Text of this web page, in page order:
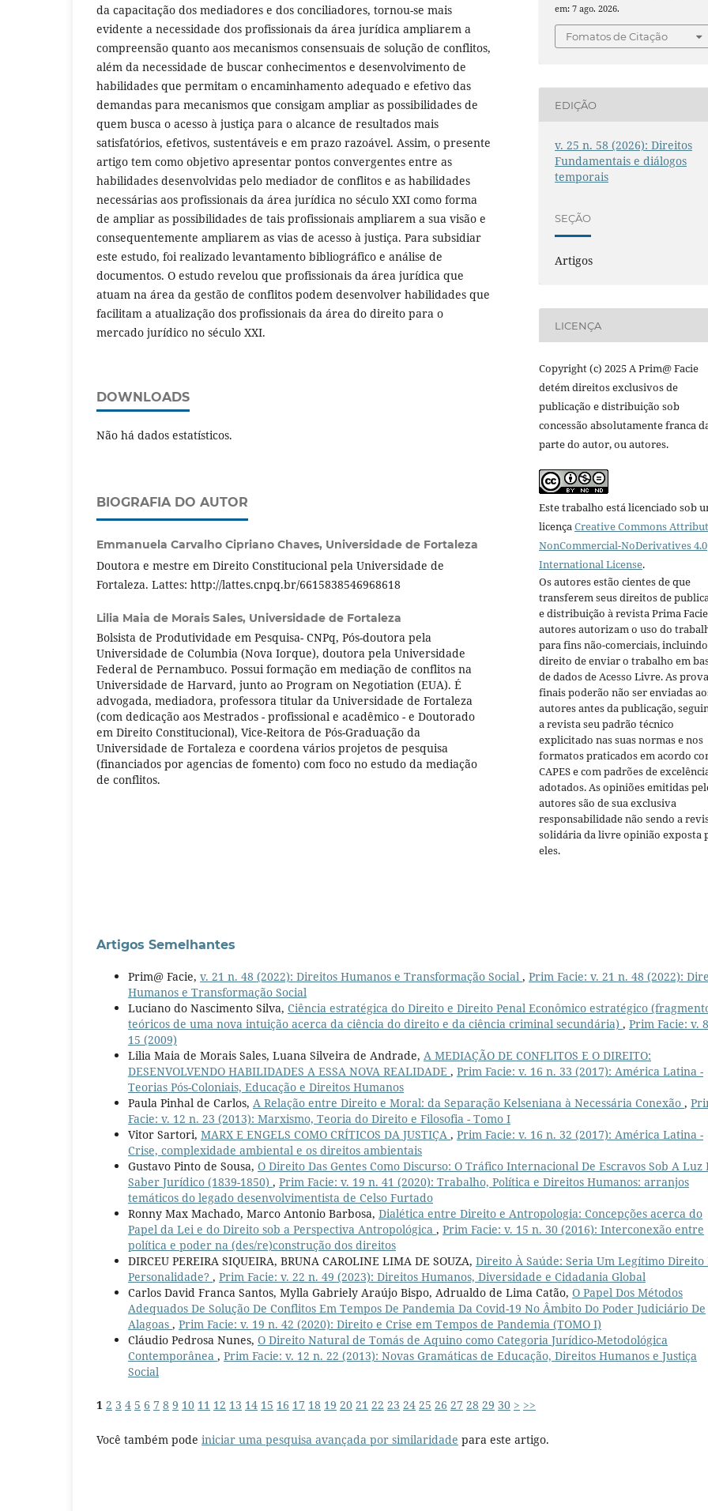
da capacitação dos mediadores e dos conciliadores, tornou-se mais
evidente a necessidade dos profissionais da área jurídica ampliarem a
compreensão quanto aos mecanismos consensuais de solução de conflitos,
além da necessidade de buscar conhecimentos e desenvolvimento de
habilidades que permitam o encaminhamento adequado e efetivo das
demandas para mecanismos que consigam ampliar as possibilidades de
quem busca o acesso à justiça para o alcance de resultados mais
satisfatórios, efetivos, sustentáveis e em prazo razoável. Assim, o presente
artigo tem como objetivo apresentar pontos convergentes entre as
habilidades desenvolvidas pelo mediador de conflitos e as habilidades
necessárias aos profissionais da área jurídica no século XXI como forma
de ampliar as possibilidades de tais profissionais ampliarem a sua visão e
consequentemente ampliarem as vias de acesso à justiça. Para subsidiar
este estudo, foi realizado levantamento bibliográfico e análise de
documentos. O estudo revelou que profissionais da área jurídica que
atuam na área da gestão de conflitos podem desenvolver habilidades que
facilitam a atualização dos profissionais da área do direito para o
mercado jurídico no século XXI.
DOWNLOADS
Não há dados estatísticos.
BIOGRAFIA DO AUTOR
Emmanuela Carvalho Cipriano Chaves, Universidade de Fortaleza
Doutora e mestre em Direito Constitucional pela Universidade de
Fortaleza. Lattes: http://lattes.cnpq.br/6615838546968618
Lilia Maia de Morais Sales, Universidade de Fortaleza
Bolsista de Produtividade em Pesquisa- CNPq, Pós-doutora pela
Universidade de Columbia (Nova Iorque), doutora pela Universidade
Federal de Pernambuco. Possui formação em mediação de conflitos na
Universidade de Harvard, junto ao Program on Negotiation (EUA). É
advogada, mediadora, professora titular da Universidade de Fortaleza
(com dedicação aos Mestrados - profissional e acadêmico - e Doutorado
em Direito Constitucional), Vice-Reitora de Pós-Graduação da
Universidade de Fortaleza e coordena vários projetos de pesquisa
(financiados por agencias de fomento) com foco no estudo da mediação
de conflitos.
em: 7 ago. 2026.
Fomatos de Citação
EDIÇÃO
v. 25 n. 58 (2026): Direitos
Fundamentais e diálogos
temporais
SEÇÃO
Artigos
LICENÇA
Copyright (c) 2025 A Prim@ Facie
detém direitos exclusivos de
publicação e distribuição sob
concessão absolutamente franca
parte do autor, ou autores.
Este trabalho está licenciado sob
licença Creative Commons
NonCommercial-NoDerivatives 4.0
International License.
Os autores estão cientes de que
transferem seus direitos de
e distribuição à revista Prima
autores autorizam o uso do
para fins não-comerciais, incluindo
direito de enviar o trabalho em
de dados de Acesso Livre. As
finais poderão não ser enviadas
autores antes da publicação,
a revista seu padrão técnico
explicitado nas suas normas e nos
formatos praticados em acordo
CAPES e com padrões de
adotados. As opiniões emitidas
autores são de sua exclusiva
responsabilidade não sendo a
solidária da livre opinião exposta
eles.
Artigos Semelhantes
Prim@ Facie, v. 21 n. 48 (2022): Direitos Humanos e Transformação Social , Prim Facie: v. 21 n. 48 (2022):
Humanos e Transformação Social
Luciano do Nascimento Silva, Ciência estratégica do Direito e Direito Penal Econômico estratégico
teóricos de uma nova intuição acerca da ciência do direito e da ciência criminal secundária) , Prim Facie: v.
15 (2009)
Lilia Maia de Morais Sales, Luana Silveira de Andrade, A MEDIAÇÃO DE CONFLITOS E O DIREITO:
DESENVOLVENDO HABILIDADES A ESSA NOVA REALIDADE , Prim Facie: v. 16 n. 33 (2017): América Latina -
Teorias Pós-Coloniais, Educação e Direitos Humanos
Paula Pinhal de Carlos, A Relação entre Direito e Moral: da Separação Kelseniana à Necessária Conexão ,
Facie: v. 12 n. 23 (2013): Marxismo, Teoria do Direito e Filosofia - Tomo I
Vitor Sartori, MARX E ENGELS COMO CRÍTICOS DA JUSTIÇA , Prim Facie: v. 16 n. 32 (2017): América Latina -
Crise, complexidade ambiental e os direitos ambientais
Gustavo Pinto de Sousa, O Direito Das Gentes Como Discurso: O Tráfico Internacional De Escravos Sob A Luz
Saber Jurídico (1839-1850) , Prim Facie: v. 19 n. 41 (2020): Trabalho, Política e Direitos Humanos: arranjos
temáticos do legado desenvolvimentista de Celso Furtado
Ronny Max Machado, Marco Antonio Barbosa, Dialética entre Direito e Antropologia: Concepções acerca do
Papel da Lei e do Direito sob a Perspectiva Antropológica , Prim Facie: v. 15 n. 30 (2016): Interconexão entre
política e poder na (des/re)construção dos direitos
DIRCEU PEREIRA SIQUEIRA, BRUNA CAROLINE LIMA DE SOUZA, Direito À Saúde: Seria Um Legítimo Direito
Personalidade? , Prim Facie: v. 22 n. 49 (2023): Direitos Humanos, Diversidade e Cidadania Global
Carlos David Franca Santos, Mylla Gabriely Araújo Bispo, Adrualdo de Lima Catão, O Papel Dos Métodos
Adequados De Solução De Conflitos Em Tempos De Pandemia Da Covid-19 No Âmbito Do Poder Judiciário De
Alagoas , Prim Facie: v. 19 n. 42 (2020): Direito e Crise em Tempos de Pandemia (TOMO I)
Cláudio Pedrosa Nunes, O Direito Natural de Tomás de Aquino como Categoria Jurídico-Metodológica
Contemporânea , Prim Facie: v. 12 n. 22 (2013): Novas Gramáticas de Educação, Direitos Humanos e Justiça
Social
1 2 3 4 5 6 7 8 9 10 11 12 13 14 15 16 17 18 19 20 21 22 23 24 25 26 27 28 29 30 > >>
Você também pode iniciar uma pesquisa avançada por similaridade para este artigo.